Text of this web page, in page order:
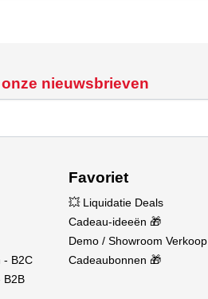
nieuwsbrieven
- B2C
B2B
Favoriet
💥 Liquidatie Deals
Cadeau-ideeën 🎁
Demo / Showroom Verkoop
Cadeaubonnen 🎁